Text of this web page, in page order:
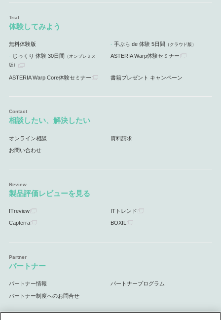
体験してみよう
無料体験版 手ぶら de 体験 5日間 （クラウド版）
じっくり 体験 30日間 （オンプレミス
版）
ASTERIA Warp体験セミナー
ASTERIA Warp Core体験セミナー 書籍プレゼント キャンペーン
相談したい、解決したい
オンライン相談 資料請求
お問い合わせ
製品評価レビューを見る
ITreview ITトレンド
Capterra BOXIL
パートナー
パートナー情報 パートナープログラム
パートナー制度へのお問合せ